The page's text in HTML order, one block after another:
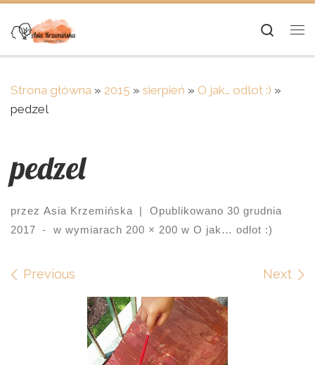
Skip to content
Strona główna » 2015 » sierpień » O jak… odlot :) »
pedzel
pedzel
przez Asia Krzemińska | Opublikowano 30 grudnia
2017
- w wymiarach 200 × 200 w O jak… odlot :)
Images navigation
Previous Next